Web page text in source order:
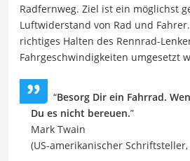
Radfernweg. Ziel ist ein möglichst
Luftwiderstand von Rad und
richtiges Halten des Rennrad-
Fahrgeschwindigkeiten umgesetzt
“Besorg Dir ein Fahrrad.
Du es nicht bereuen.”
Mark Twain
(US-amerikanischer Schriftsteller,